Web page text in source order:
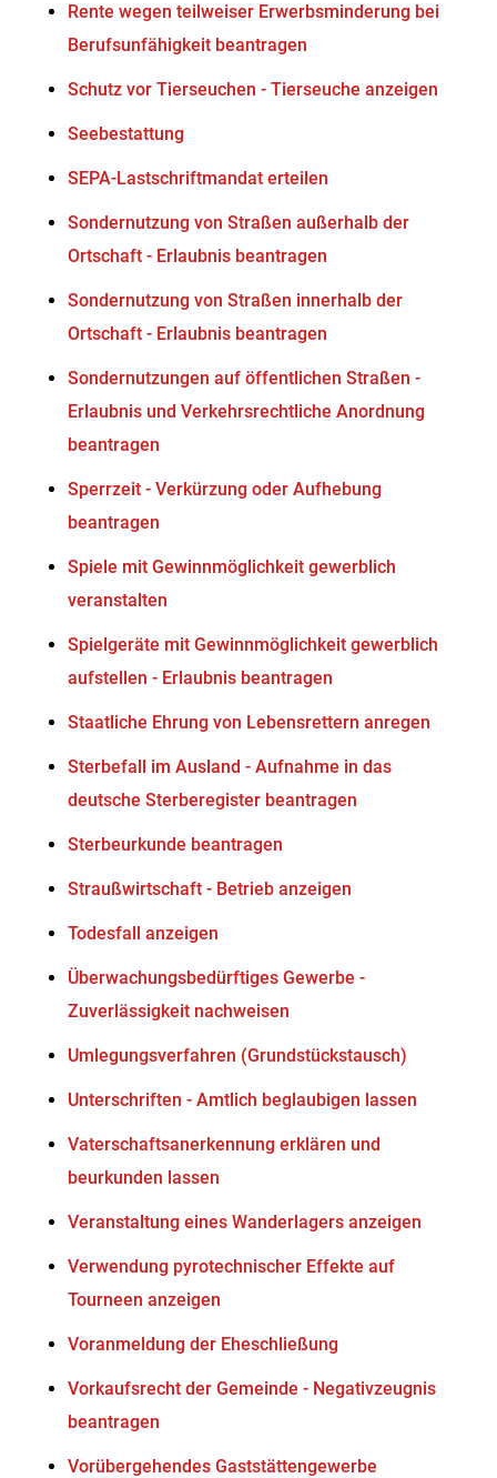
Rente wegen teilweiser Erwerbsminderung bei
Berufsunfähigkeit beantragen
Schutz vor Tierseuchen - Tierseuche anzeigen
Seebestattung
SEPA-Lastschriftmandat erteilen
Sondernutzung von Straßen außerhalb der
Ortschaft - Erlaubnis beantragen
Sondernutzung von Straßen innerhalb der
Ortschaft - Erlaubnis beantragen
Sondernutzungen auf öffentlichen Straßen -
Erlaubnis und Verkehrsrechtliche Anordnung
beantragen
Sperrzeit - Verkürzung oder Aufhebung
beantragen
Spiele mit Gewinnmöglichkeit gewerblich
veranstalten
Spielgeräte mit Gewinnmöglichkeit gewerblich
aufstellen - Erlaubnis beantragen
Staatliche Ehrung von Lebensrettern anregen
Sterbefall im Ausland - Aufnahme in das
deutsche Sterberegister beantragen
Sterbeurkunde beantragen
Straußwirtschaft - Betrieb anzeigen
Todesfall anzeigen
Überwachungsbedürftiges Gewerbe -
Zuverlässigkeit nachweisen
Umlegungsverfahren (Grundstückstausch)
Unterschriften - Amtlich beglaubigen lassen
Vaterschaftsanerkennung erklären und
beurkunden lassen
Veranstaltung eines Wanderlagers anzeigen
Verwendung pyrotechnischer Effekte auf
Tourneen anzeigen
Voranmeldung der Eheschließung
Vorkaufsrecht der Gemeinde - Negativzeugnis
beantragen
Vorübergehendes Gaststättengewerbe